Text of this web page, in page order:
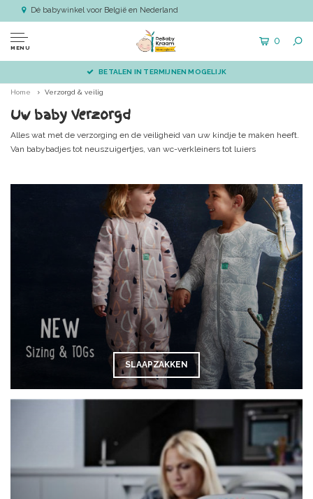
Dé babywinkel voor België en Nederland
MENU
0
VÓÓR 14.00 BESTELD, DIRECT VERZONDEN
Home Verzorgd & veilig
Uw baby Verzorgd
Alles wat met de verzorging en de veiligheid van uw kindje te maken heeft.
Van babybadjes tot neuszuigertjes, van wc-verkleiners tot luiers
SLAAPZAKKEN